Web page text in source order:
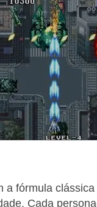
a fórmula
Cada